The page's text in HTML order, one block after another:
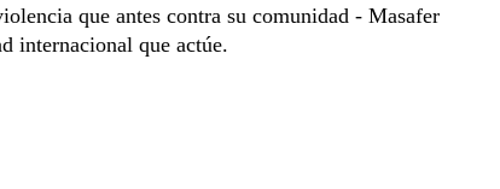
que antes contra su comunidad - Masafer
internacional que actúe.